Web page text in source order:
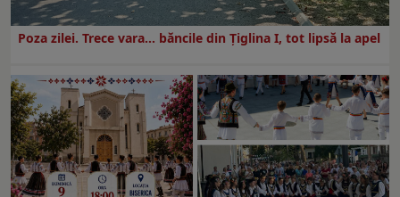
Poza zilei. Trece vara… băncile din Ţiglina I, tot lipsă la apel